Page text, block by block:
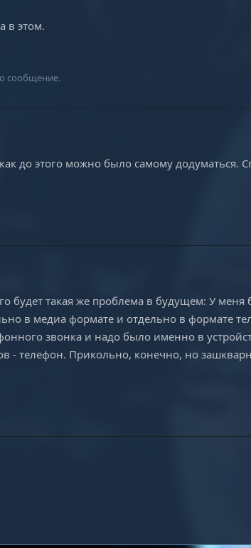
в этом.
сообщение.
до этого можно было самому додуматься.
будет такая же проблема в будущем: У
в медиа формате и отдельно в формате
звонка и надо было именно в
- телефон. Прикольно, конечно, но